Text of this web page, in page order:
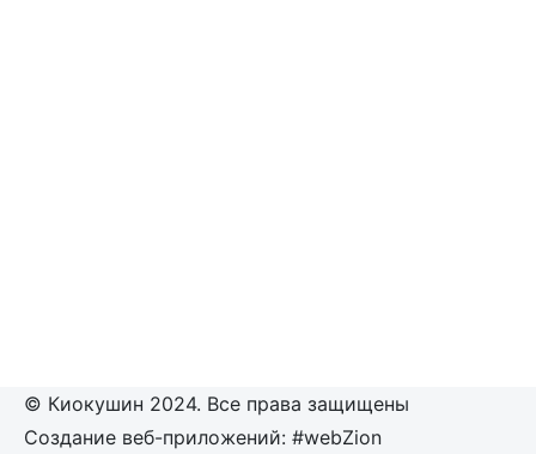
© Киокушин 2024. Все права защищены
Создание веб-приложений: #webZion